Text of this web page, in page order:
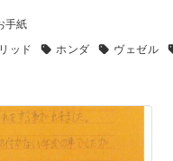
手紙
ッド ホンダ ヴェゼル